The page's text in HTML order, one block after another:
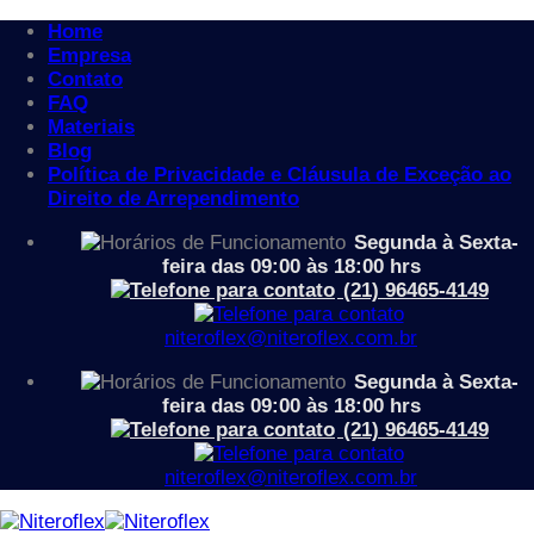
content
Home
Empresa
Contato
FAQ
Materiais
Blog
Política de Privacidade e Cláusula de Exceção ao
Direito de Arrependimento
Segunda à Sexta-
feira das 09:00 às 18:00 hrs
(21) 96465-4149
niteroflex@niteroflex.com.br
Segunda à Sexta-
feira das 09:00 às 18:00 hrs
(21) 96465-4149
niteroflex@niteroflex.com.br
Arquivos de Tag:
escritório